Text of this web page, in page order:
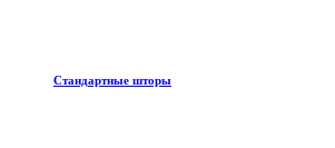
Стандартные шторы